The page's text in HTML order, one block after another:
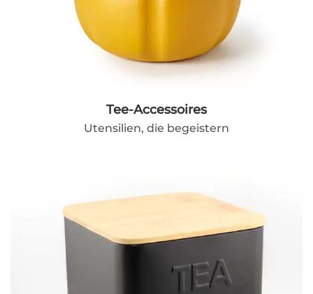
Tee-Accessoires
Utensilien, die begeistern